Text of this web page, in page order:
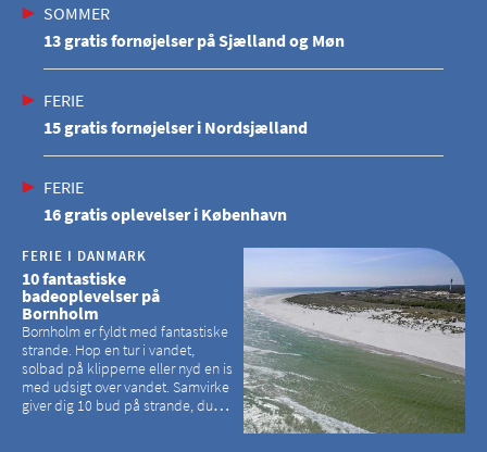
SOMMER
13 gratis fornøjelser på Sjælland og Møn
FERIE
15 gratis fornøjelser i Nordsjælland
FERIE
16 gratis oplevelser i København
FERIE I DANMARK
10 fantastiske
badeoplevelser på
Bornholm
Bornholm er fyldt med fantastiske
strande. Hop en tur i vandet,
solbad på klipperne eller nyd en is
med udsigt over vandet. Samvirke
giver dig 10 bud på strande, du